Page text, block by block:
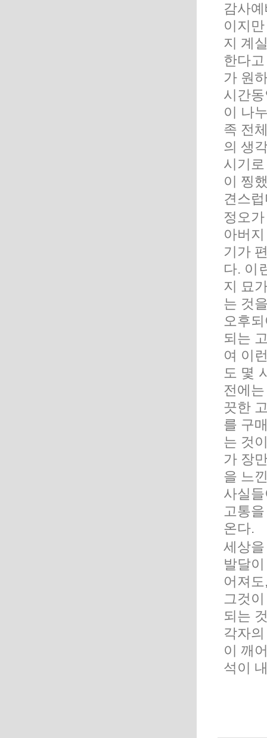
감사
이지
지 계
한다
가 원
시간
이 나
족 전
의 생
시기
이 찡
견스
정오
아버
기가
다. 이
지 묘
는 것
오후
되는
여 이
도 몇
전에
끗한
를 구
는 것
가 장
을 느
사실
고통
온다.
세상
발달
어져
그것
되는
각자
이 깨
석이